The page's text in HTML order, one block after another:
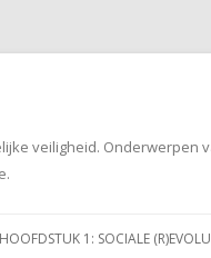
veiligheid. Onderwerpen
HOOFDSTUK 1: SOCIALE